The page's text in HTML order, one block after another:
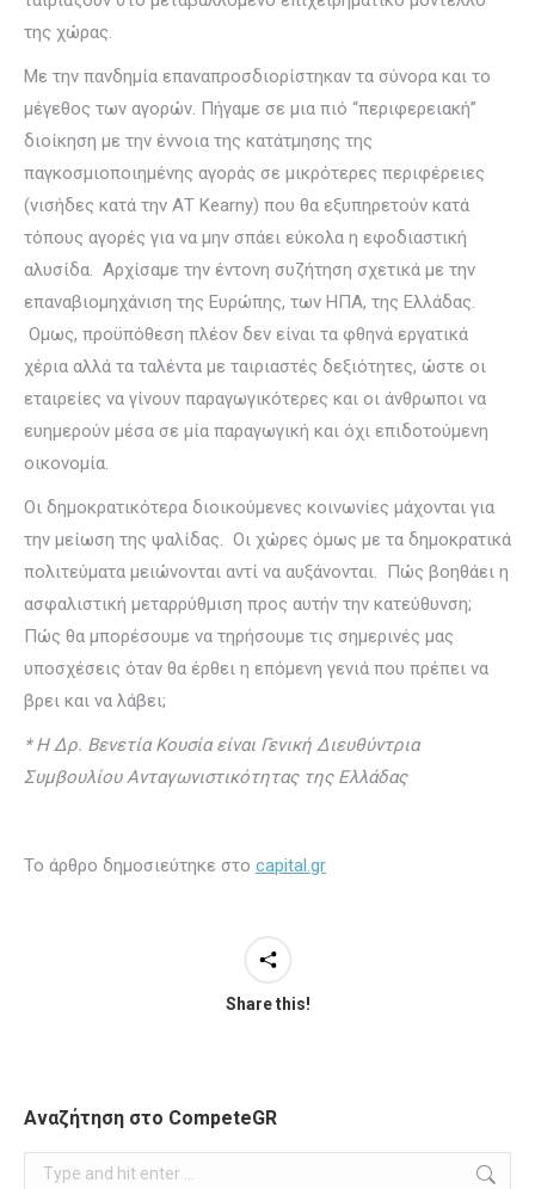
της χώρας.
Με την πανδημία επαναπροσδιορίστηκαν τα σύνορα και το
μέγεθος των αγορών. Πήγαμε σε μια πιό “περιφερειακή”
διοίκηση με την έννοια της κατάτμησης της
παγκοσμιοποιημένης αγοράς σε μικρότερες περιφέρειες
(νισήδες κατά την ΑΤ Kearny) που θα εξυπηρετούν κατά
τόπους αγορές για να μην σπάει εύκολα η εφοδιαστική
αλυσίδα. Αρχίσαμε την έντονη συζήτηση σχετικά με την
επαναβιομηχάνιση της Ευρώπης, των ΗΠΑ, της Ελλάδας.
Ομως, προϋπόθεση πλέον δεν είναι τα φθηνά εργατικά
χέρια αλλά τα ταλέντα με ταιριαστές δεξιότητες, ώστε οι
εταιρείες να γίνουν παραγωγικότερες και οι άνθρωποι να
ευημερούν μέσα σε μία παραγωγική και όχι επιδοτούμενη
οικονομία.
Οι δημοκρατικότερα διοικούμενες κοινωνίες μάχονται για
την μείωση της ψαλίδας. Οι χώρες όμως με τα δημοκρατικά
πολιτεύματα μειώνονται αντί να αυξάνονται. Πώς βοηθάει η
ασφαλιστική μεταρρύθμιση προς αυτήν την κατεύθυνση;
Πώς θα μπορέσουμε να τηρήσουμε τις σημερινές μας
υποσχέσεις όταν θα έρθει η επόμενη γενιά που πρέπει να
βρει και να λάβει;
* Η Δρ. Βενετία Κουσία είναι Γενική Διευθύντρια
Συμβουλίου Ανταγωνιστικότητας της Ελλάδας
Το άρθρο δημοσιεύτηκε στο capital.gr
Share this!
Αναζήτηση στο CompeteGR
Search: